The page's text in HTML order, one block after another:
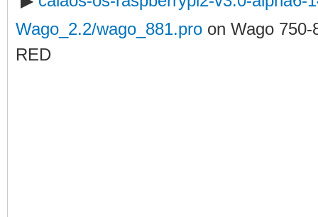
Wago_2.2/wago_881.pro on Wago 750-
RED